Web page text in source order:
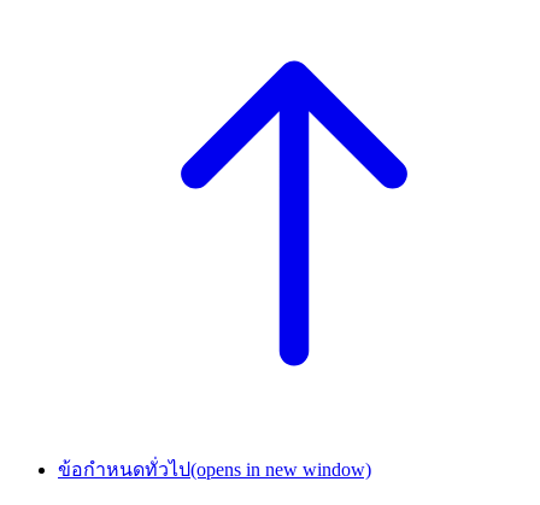
ข้อกำหนดทั่วไป(opens in new window)